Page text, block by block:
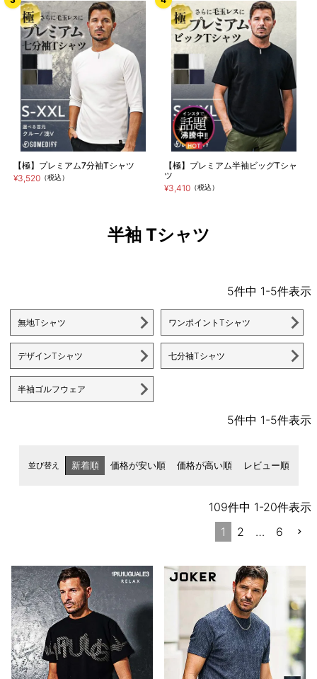
【極】プレミアム7分袖Tシャツ
¥3,520（税込）
【極】プレミアム半袖ビッグTシャ
ツ
¥3,410（税込）
半袖 Tシャツ
5件中 1-5件表示
無地Tシャツ ワンポイントTシャツ
デザインTシャツ 七分袖Tシャツ
半袖ゴルフウェア
5件中 1-5件表示
並び替え 新着順 価格が安い順 価格が高い順 レビュー順
109件中 1-20件表示
1
2 … 6